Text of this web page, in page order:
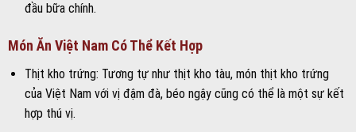
đầu bữa chính.
Món Ăn Việt Nam Có Thể Kết Hợp
Thịt kho trứng: Tương tự như thịt kho tàu, món thịt kho trứng
của Việt Nam với vị đậm đà, béo ngậy cũng có thể là một sự kết
hợp thú vị.